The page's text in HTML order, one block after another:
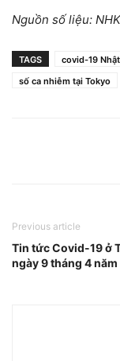
Nguồn số liệu:
TAGS covid-19
số ca nhiễm tại Tokyo
Previous article
Tin tức Covid-19 ở
ngày 9 tháng 4 năm